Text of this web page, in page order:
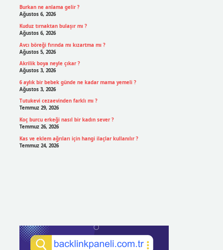
Burkan ne anlama gelir ?
Ağustos 6, 2026
Kuduz tırnaktan bulaşır mı ?
Ağustos 6, 2026
Avcı böreği fırında mı kızartma mı ?
Ağustos 5, 2026
Akrilik boya neyle çıkar ?
Ağustos 3, 2026
6 aylık bir bebek günde ne kadar mama yemeli ?
Ağustos 3, 2026
Tutukevi cezaevinden farklı mı ?
Temmuz 29, 2026
Koç burcu erkeği nasıl bir kadın sever ?
Temmuz 26, 2026
Kas ve eklem ağrıları için hangi ilaçlar kullanılır ?
Temmuz 24, 2026